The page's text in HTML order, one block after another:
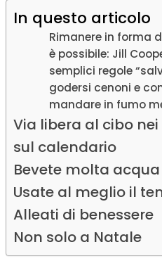
In questo articolo
Rimanere in forma
è possibile: Jill
semplici regole
godersi cenoni e
mandare in fumo
Via libera al cibo
sul calendario
Bevete molta acqua
Usate al meglio il
Alleati di benessere
Non solo a Natale